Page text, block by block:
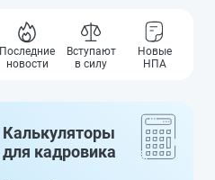
Последние
новости
Вступают
в силу
Новые
НПА
Калькуляторы
для кадровика